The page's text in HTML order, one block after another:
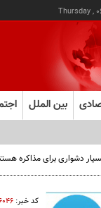
Thursday ,
بین الملل
دشواری برای مذاکره
کد خبر: